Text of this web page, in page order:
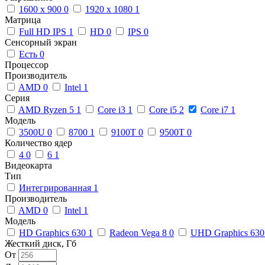
1600 x 900 0 1920 x 1080 1
Матрица
Full HD IPS 1 HD 0 IPS 0
Сенсорный экран
Есть 0
Процессор
Производитель
AMD 0 Intel 1
Серия
AMD Ryzen 5 1 Core i3 1 Core i5 2 Core i7 1
Модель
3500U 0 8700 1 9100T 0 9500T 0
Количество ядер
4 0 6 1
Видеокарта
Тип
Интегрированная 1
Производитель
AMD 0 Intel 1
Модель
HD Graphics 630 1 Radeon Vega 8 0
UHD Graphics
Жесткий диск, Гб
От